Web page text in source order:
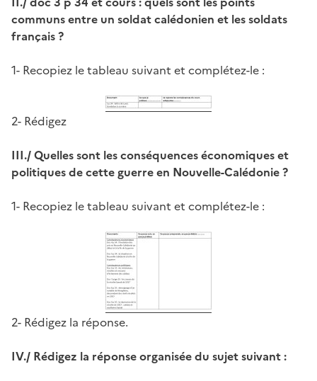
communs entre un soldat calédonien et les soldats
français ?
1- Recopiez le tableau suivant et complétez-le :
2- Rédigez
III./ Quelles sont les conséquences économiques et
politiques de cette guerre en Nouvelle-Calédonie ?
1- Recopiez le tableau suivant et complétez-le :
2- Rédigez la réponse.
IV./ Rédigez la réponse organisée du sujet suivant :